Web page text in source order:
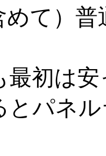
めて）
最初は
とパネ